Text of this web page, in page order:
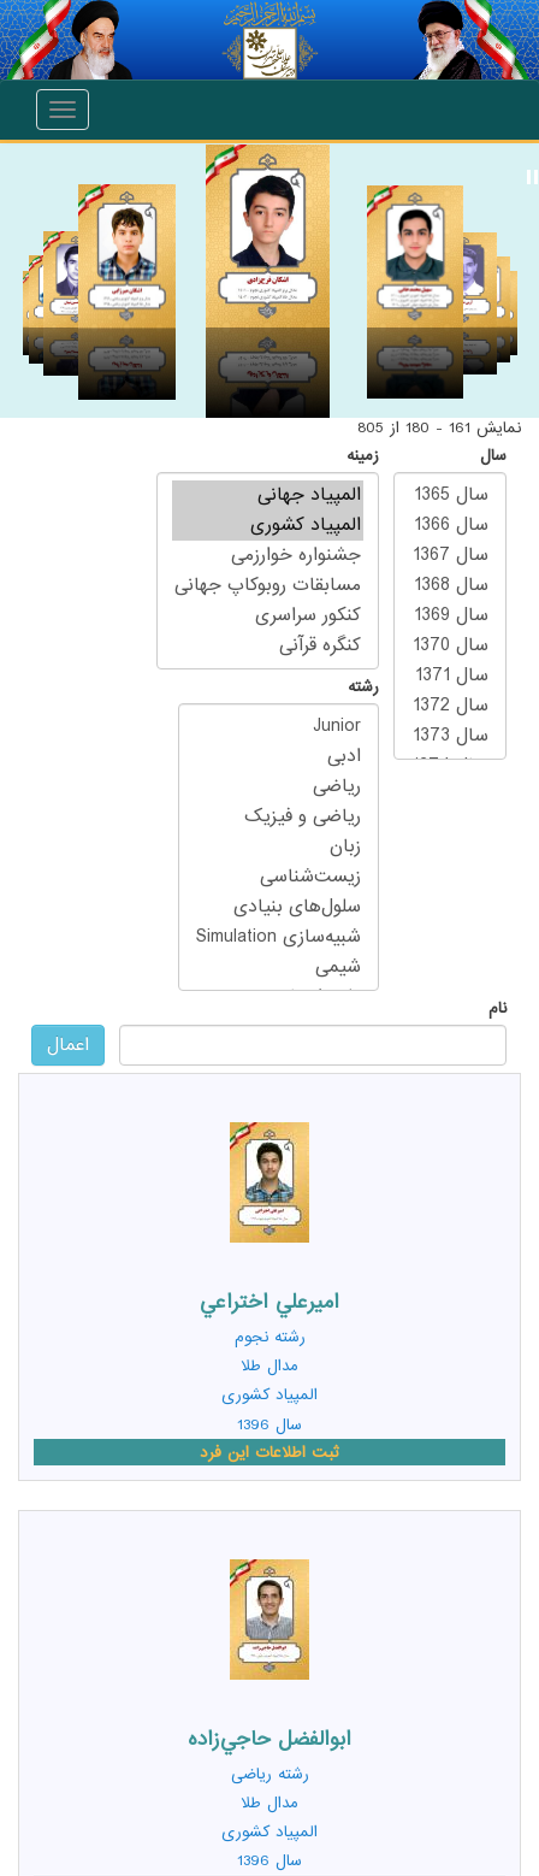
انتقال به محتوای اصلی
Toggle
نمایش 161 - 180 از 805
سال
زمینه
رشته
نام
اعمال
اميرعلي اختراعي
رشته نجوم
مدال طلا
المپیاد کشوری
سال 1396
ثبت اطلاعات این فرد
ابوالفضل حاجي‌زاده
رشته ریاضی
مدال طلا
المپیاد کشوری
سال 1396